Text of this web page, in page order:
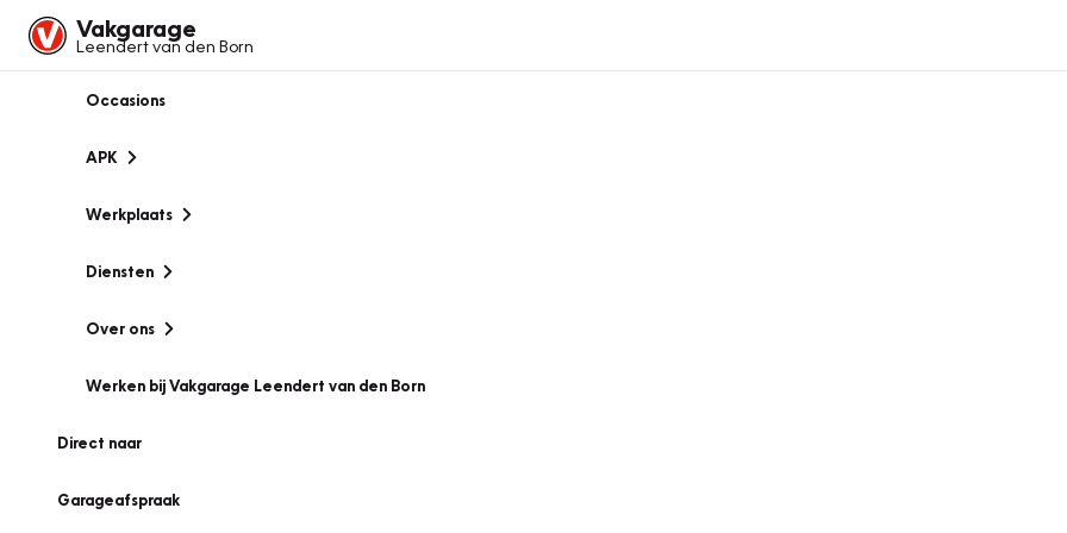
Vakgarage
Leendert van den Born
Occasions
APK
Werkplaats
Diensten
Over ons
Werken bij Vakgarage Leendert van den Born
Direct naar
Garageafspraak